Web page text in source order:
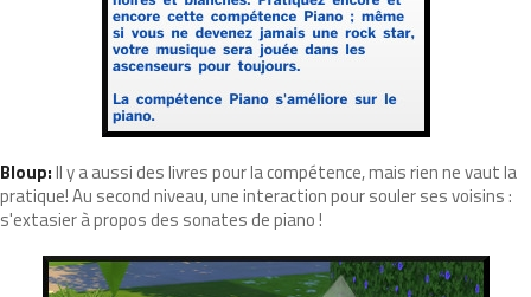
Bloup:Il y a aussi des livres pour la compétence, mais rien ne vaut la
pratique! Au second niveau, une interaction pour souler ses voisins :
s'extasier à propos des sonates de piano !